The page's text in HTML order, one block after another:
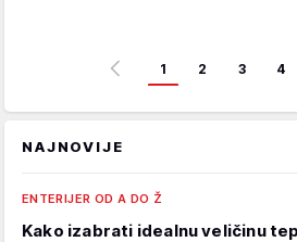
1 2 3 4
NAJNOVIJE
ENTERIJER OD A DO Ž
Kako izabrati idealnu veličinu